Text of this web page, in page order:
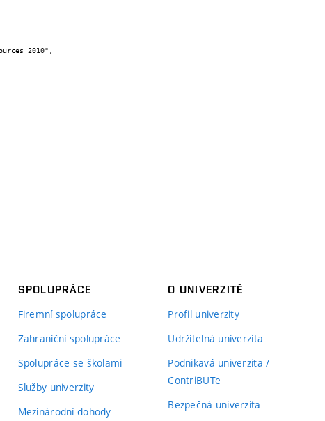
SPOLUPRÁCE
Firemní spolupráce
Zahraniční spolupráce
Spolupráce se školami
Služby univerzity
Mezinárodní dohody
O UNIVERZITĚ
Profil univerzity
Udržitelná univerzita
Podnikavá univerzita /
ContriBUTe
Bezpečná univerzita